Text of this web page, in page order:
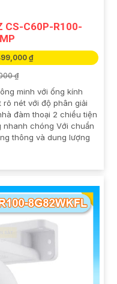
CS-C60P-R100-
₫
₫
minh với ống kính
nét với độ phân giải
đàm thoại 2 chiều tiện
chóng Với chuẩn
thông và dung lượng